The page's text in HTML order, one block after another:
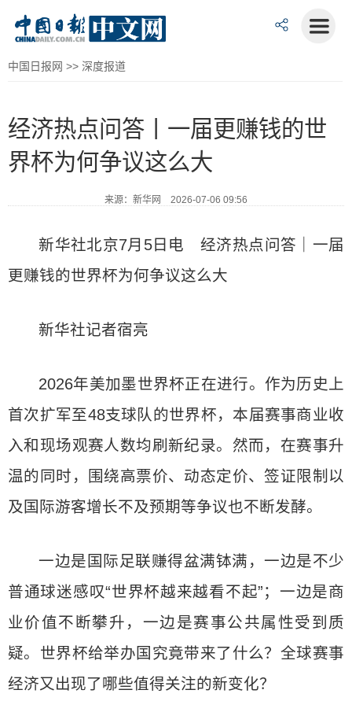
中国日报网 >> 深度报道
经济热点问答丨一届更赚钱的世
界杯为何争议这么大
来源：新华网 2026-07-06 09:56
新华社北京7月5日电 经济热点问答｜一届
更赚钱的世界杯为何争议这么大
新华社记者宿亮
2026年美加墨世界杯正在进行。作为历史上
首次扩军至48支球队的世界杯，本届赛事商业收
入和现场观赛人数均刷新纪录。然而，在赛事升
温的同时，围绕高票价、动态定价、签证限制以
及国际游客增长不及预期等争议也不断发酵。
一边是国际足联赚得盆满钵满，一边是不少
普通球迷感叹“世界杯越来越看不起”；一边是商
业价值不断攀升，一边是赛事公共属性受到质
疑。世界杯给举办国究竟带来了什么？全球赛事
经济又出现了哪些值得关注的新变化？